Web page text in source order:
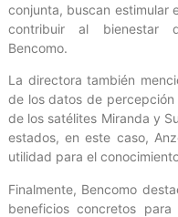
conjunta, buscan estimular
contribuir al bienestar
Bencomo.
La directora también
de los datos de
de los satélites Miranda y
estados, en este caso,
utilidad para el
Finalmente, Bencomo
beneficios concretos